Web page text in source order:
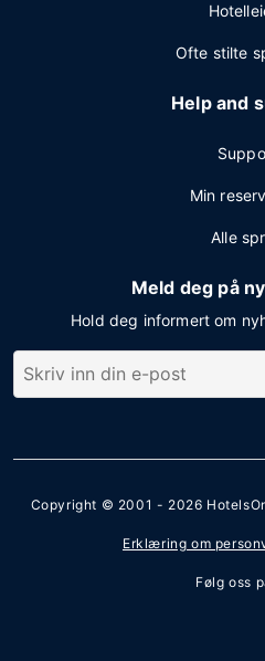
Ofte stilte
Help and
Min
Alle
Meld deg på
Hold deg informert om
Copyright © 2001 - 2026
Erklæring om
Følg oss